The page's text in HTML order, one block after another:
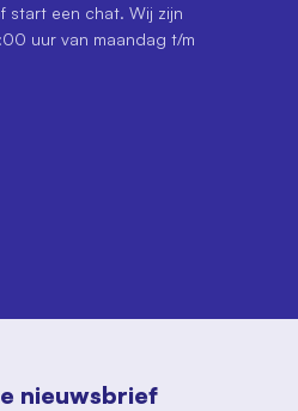
nieuwsbrief
start een chat. Wij zijn
uur van maandag t/m